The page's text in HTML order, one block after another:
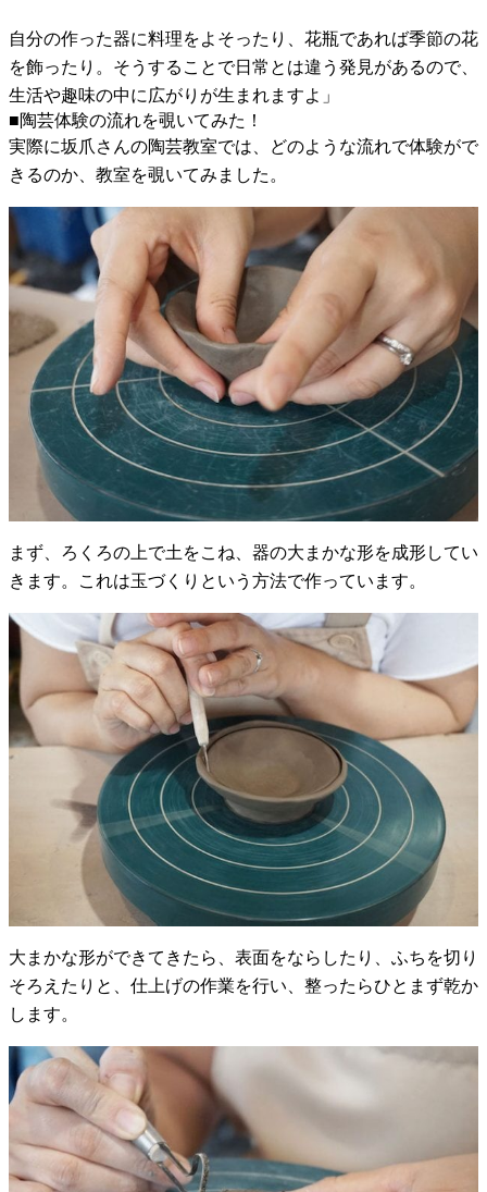
自分の作った器に料理をよそったり、花瓶であれば季節の花
を飾ったり。そうすることで日常とは違う発見があるので、
生活や趣味の中に広がりが生まれますよ」
■陶芸体験の流れを覗いてみた！
実際に坂爪さんの陶芸教室では、どのような流れで体験がで
きるのか、教室を覗いてみました。
まず、ろくろの上で土をこね、器の大まかな形を成形してい
きます。これは玉づくりという方法で作っています。
大まかな形ができてきたら、表面をならしたり、ふちを切り
そろえたりと、仕上げの作業を行い、整ったらひとまず乾か
します。